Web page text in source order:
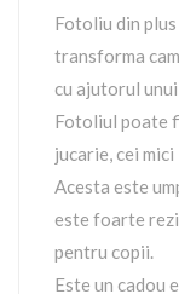
Fotoliu din
transforma
cu ajutorul
Fotoliul poate
jucarie, cei
Acesta este
este foarte
pentru copii.
Este un cadou